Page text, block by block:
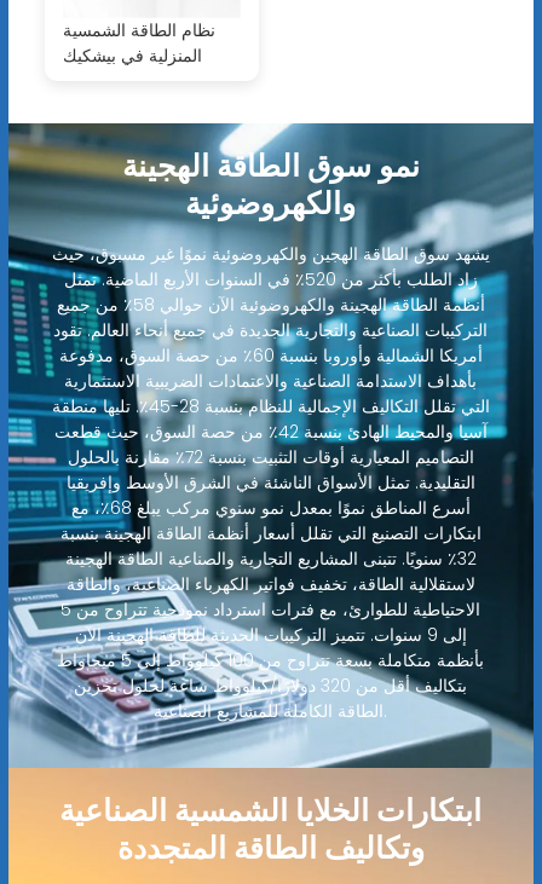
نظام الطاقة الشمسية
المنزلية في بيشكيك
نمو سوق الطاقة الهجينة
والكهروضوئية
يشهد سوق الطاقة الهجين والكهروضوئية نموًا غير مسبوق، حيث
زاد الطلب بأكثر من 520٪ في السنوات الأربع الماضية. تمثل
أنظمة الطاقة الهجينة والكهروضوئية الآن حوالي 58٪ من جميع
التركيبات الصناعية والتجارية الجديدة في جميع أنحاء العالم. تقود
أمريكا الشمالية وأوروبا بنسبة 60٪ من حصة السوق، مدفوعة
بأهداف الاستدامة الصناعية والاعتمادات الضريبية الاستثمارية
التي تقلل التكاليف الإجمالية للنظام بنسبة 28-45٪. تليها منطقة
آسيا والمحيط الهادئ بنسبة 42٪ من حصة السوق، حيث قطعت
التصاميم المعيارية أوقات التثبيت بنسبة 72٪ مقارنة بالحلول
التقليدية. تمثل الأسواق الناشئة في الشرق الأوسط وإفريقيا
أسرع المناطق نموًا بمعدل نمو سنوي مركب يبلغ 68٪، مع
ابتكارات التصنيع التي تقلل أسعار أنظمة الطاقة الهجينة بنسبة
32٪ سنويًا. تتبنى المشاريع التجارية والصناعية الطاقة الهجينة
لاستقلالية الطاقة، تخفيف فواتير الكهرباء الصناعية، والطاقة
الاحتياطية للطوارئ، مع فترات استرداد نموذجية تتراوح من 5
إلى 9 سنوات. تتميز التركيبات الحديثة للطاقة الهجينة الآن
بأنظمة متكاملة بسعة تتراوح من 100 كيلوواط إلى 5 ميجاواط
بتكاليف أقل من 320 دولارًا/كيلوواط ساعة لحلول تخزين
الطاقة الكاملة للمشاريع الصناعية.
ابتكارات الخلايا الشمسية الصناعية
وتكاليف الطاقة المتجددة